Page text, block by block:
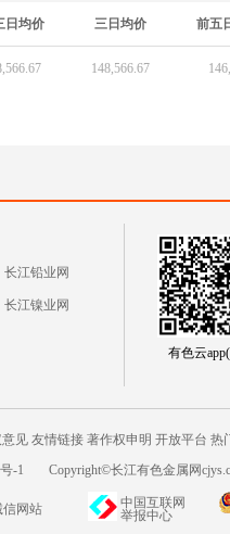
日均价 三日均价 前五
148,566.67
长江铅业网
长江镍业网
有色云
见 友情链接 著作权申明 开放平台 热
-1 Copyright©长江有色金属网
信网站
中国互联网
举报中心